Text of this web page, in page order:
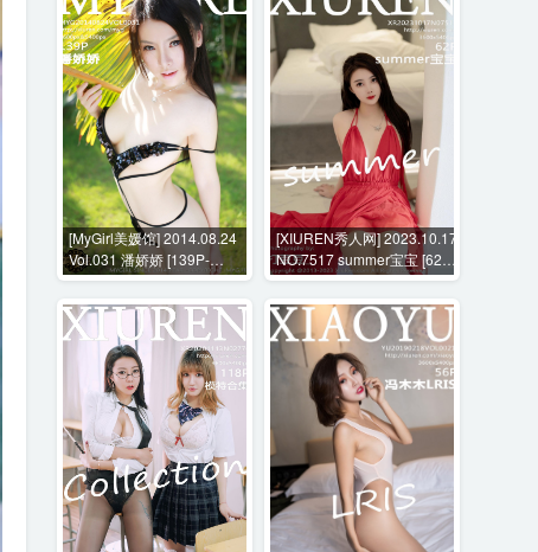
[MyGirl美媛馆] 2014.08.24
Vol.031 潘娇娇 [139P-
459MB]
[XIUREN秀人网] 2023.10.17
NO.7517 summer宝宝 [62P-
472MB]